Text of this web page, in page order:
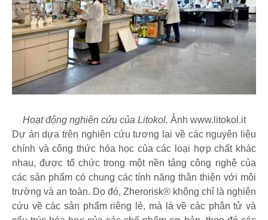
Hoạt động nghiên cứu của Litokol. Ảnh www.litokol.it
Dự án dựa trên nghiên cứu tương lai về các nguyên liệu
chính và công thức hóa học của các loại hợp chất khác
nhau, được tổ chức trong một nền tảng công nghệ của
các sản phẩm có chung các tính năng thân thiện với môi
trường và an toàn. Do đó, Zherorisk® không chỉ là nghiên
cứu về các sản phẩm riêng lẻ, mà là về các phân tử và